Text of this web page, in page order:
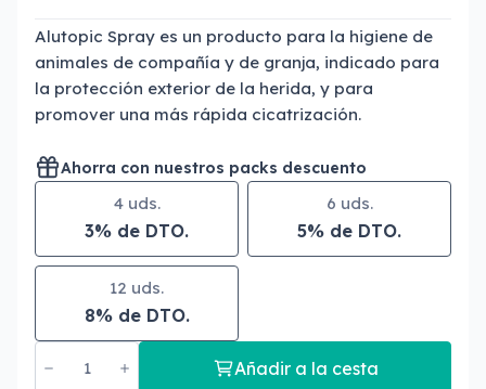
Alutopic Spray es un producto para la higiene de
animales de compañía y de granja, indicado para
la protección exterior de la herida, y para
promover una más rápida cicatrización.
Ahorra con nuestros packs descuento
4 uds.
3% de DTO.
6 uds.
5% de DTO.
12 uds.
8% de DTO.
Añadir a la cesta